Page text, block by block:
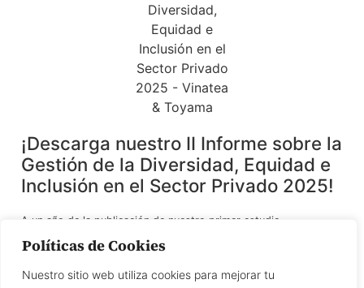
Políticas de Cookies
Nuestro sitio web utiliza cookies para mejorar tu
¡Descarga nuestro II Informe sobre la
Gestión de la Diversidad, Equidad e
Inclusión en el Sector Privado 2025!
A un año de la publicación de nuestro primer estudio,
Equidad e Inclusión (DEI) en el sector privado, en un contexto en
políticas inclusivas más allá de coyunturas o tendencias.